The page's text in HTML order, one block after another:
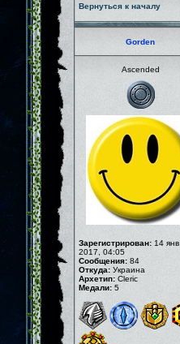
Вернуться к началу
Gorden
Ascended
Зарегистрирован: 14 янв
2017, 04:05
Сообщения: 84
Откуда: Украина
Архетип: Cleric
Медали: 5